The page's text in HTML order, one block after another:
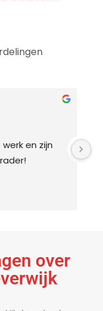
en zijn
over